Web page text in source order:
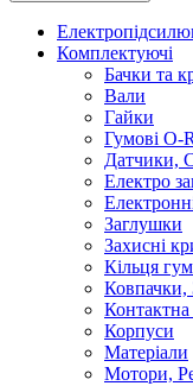
Комплектуючі
Бачки та
Вали
Гайки
Гумові O-
Датчики,
Електро
Заглушки
Захисні
Кільця
Ковпачки,
Корпуси
Матеріали
Мотори,